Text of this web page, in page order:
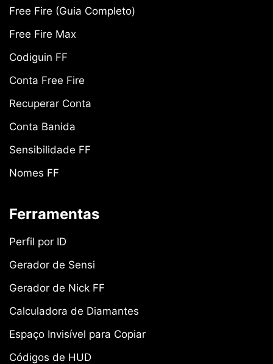
Free Fire (Guia Completo)
Free Fire Max
Codiguin FF
Conta Free Fire
Recuperar Conta
Conta Banida
Sensibilidade FF
Nomes FF
Ferramentas
Perfil por ID
Gerador de Sensi
Gerador de Nick FF
Calculadora de Diamantes
Espaço Invisível para Copiar
Códigos de HUD